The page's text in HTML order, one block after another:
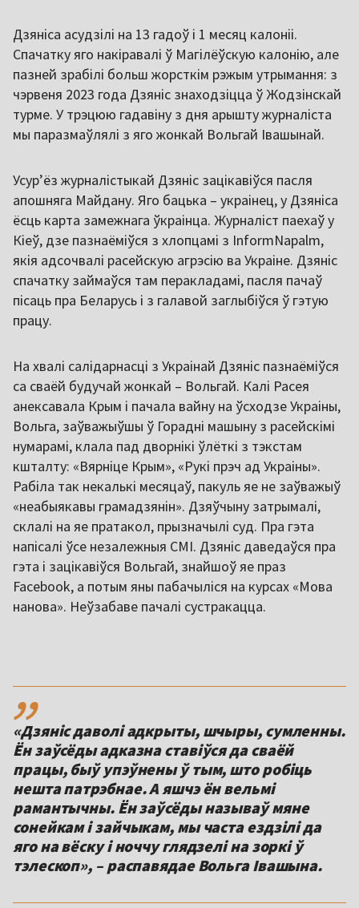
Дзяніса асудзілі на 13 гадоў і 1 месяц калоніі.
Спачатку яго накіравалі ў Магілёўскую калонію, але
пазней зрабілі больш жорсткім рэжым утрымання: з
чэрвеня 2023 года Дзяніс знаходзіцца ў Жодзінскай
турме. У трэцюю гадавіну з дня арышту журналіста
мы паразмаўлялі з яго жонкай Вольгай Івашынай.
Усур’ёз журналістыкай Дзяніс зацікавіўся пасля
апошняга Майдану. Яго бацька – украінец, у Дзяніса
ёсць карта замежнага ўкраінца. Журналіст паехаў у
Кіеў, дзе пазнаёміўся з хлопцамі з InformNapalm,
якія адсочвалі расейскую агрэсію ва Украіне. Дзяніс
спачатку займаўся там перакладамі, пасля пачаў
пісаць пра Беларусь і з галавой заглыбіўся ў гэтую
працу.
На хвалі салідарнасці з Украінай Дзяніс пазнаёміўся
са сваёй будучай жонкай – Вольгай. Калі Расея
анексавала Крым і пачала вайну на ўсходзе Украіны,
Вольга, заўважыўшы ў Горадні машыну з расейскімі
нумарамі, клала пад дворнікі ўлёткі з тэкстам
кшталту: «Вярніце Крым», «Рукі прэч ад Украіны».
Рабіла так некалькі месяцаў, пакуль яе не заўважыў
«неабыякавы грамадзянін». Дзяўчыну затрымалі,
склалі на яе пратакол, прызначылі суд. Пра гэта
напісалі ўсе незалежныя СМІ. Дзяніс даведаўся пра
гэта і зацікавіўся Вольгай, знайшоў яе праз
Facebook, а потым яны пабачыліся на курсах «Мова
нанова». Неўзабаве пачалі сустракацца.
,,
«Дзяніс даволі адкрыты, шчыры, сумленны.
Ён заўсёды адказна ставіўся да сваёй
працы, быў упэўнены ў тым, што робіць
нешта патрэбнае. А яшчэ ён вельмі
рамантычны. Ён заўсёды называў мяне
сонейкам і зайчыкам, мы часта ездзілі да
яго на вёску і ноччу глядзелі на зоркі ў
тэлескоп», – распавядае Вольга Івашына.